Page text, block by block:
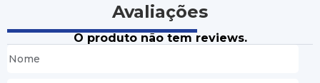
Avaliações
O produto não tem reviews.